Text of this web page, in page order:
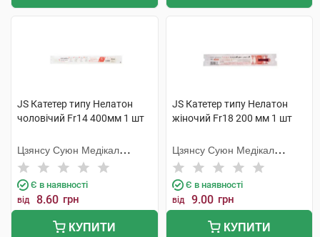
JS Катетер типу Нелатон
чоловічий Fr14 400мм 1 шт
Цзянсу Суюн Медікал
Метіріалс
Є в наявності
від 8.60 грн
КУПИТИ
JS Катетер типу Нелатон
жіночий Fr18 200 мм 1 шт
Цзянсу Суюн Медікал
Метіріалс
Є в наявності
від 9.00 грн
КУПИТИ